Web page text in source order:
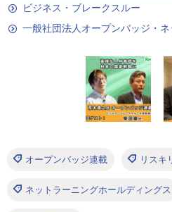
ビジネス・ブレークスルー
一般社団法人オープンバッジ・ネ
オープンバッジ連載 リスキ
ネットラーニングホールディングス